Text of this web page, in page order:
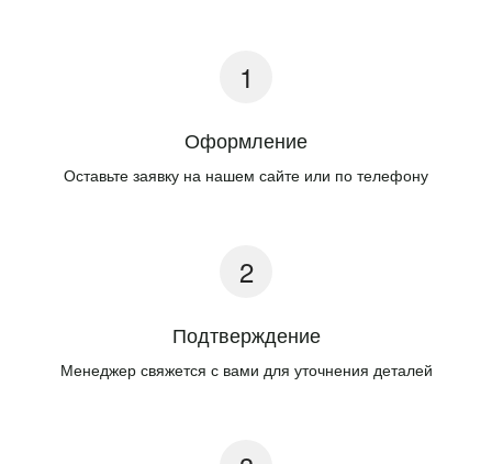
Оформление
Оставьте заявку на нашем сайте или по телефону
Подтверждение
Менеджер свяжется с вами для уточнения деталей